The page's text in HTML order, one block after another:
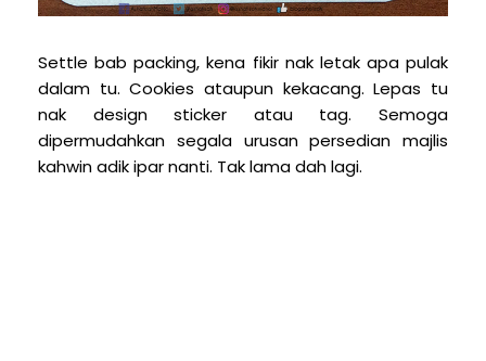
Settle bab packing, kena fikir nak letak apa pulak
dalam tu. Cookies ataupun kekacang. Lepas tu
nak design sticker atau tag. Semoga
dipermudahkan segala urusan persedian majlis
kahwin adik ipar nanti. Tak lama dah lagi.